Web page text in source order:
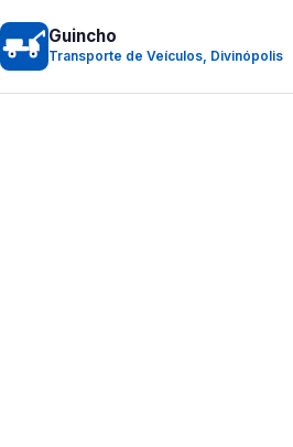
Guincho
Transporte de Veículos, Divinópolis